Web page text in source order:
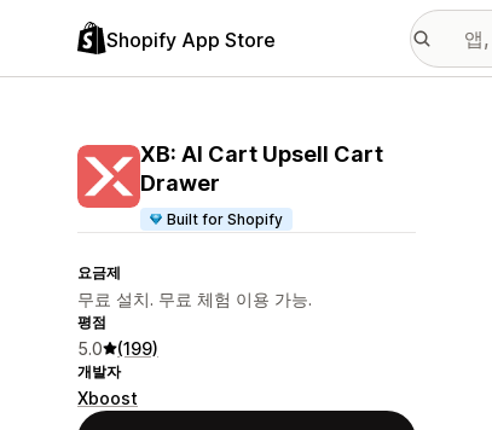
Shopify App Store
XB: AI Cart Upsell Cart
Drawer
Built for Shopify
요금제
무료 설치. 무료 체험 이용 가능.
평점
5.0 (199)
개발자
Xboost